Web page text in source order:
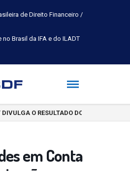
de Direito Financeiro /
no Brasil da IFA e do ILADT
O RESULTADO DO CONCURSO
em Conta